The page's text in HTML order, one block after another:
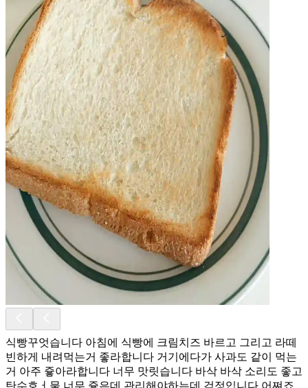
식빵꾸엇습니다 아침에 식빵에 크림치즈 바르고 그리고 라떼
빈하게 내려먹는거 좋라합니다 거기에다가 사과도 같이 먹는
거 아주 즇아라합니다 너무 맛릿습니다 바삭 바삭 소리도 좋고
탄수호ㅓ물 너무 즇은데 관리해야하는데 걱정입니다 어쪄죠